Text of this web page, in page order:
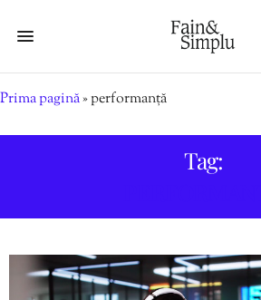
Prima pagină»performanță
Tag: